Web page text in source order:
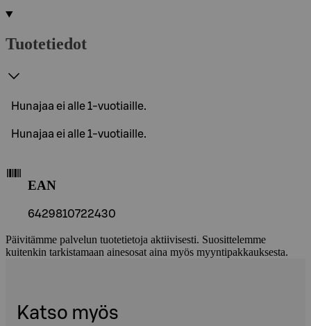
Tuotetiedot
Hunajaa ei alle 1-vuotiaille.
Hunajaa ei alle 1-vuotiaille.
EAN
6429810722430
Päivitämme palvelun tuotetietoja aktiivisesti. Suosittelemme
kuitenkin tarkistamaan ainesosat aina myös myyntipakkauksesta.
Katso myös